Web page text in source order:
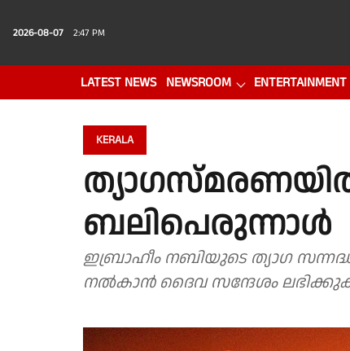
2026-08-07 2:47 PM
LATEST NEWS NEWSROOM ENTERTAINMENT
KERALA
ബലിപെരുന്നാൾ
ഇബ്രാഹീം നബിയുടെ ത്യാഗ സന്നദ്ധത കണ്ട് മകന് പകരം ആടിനെ ബലി
നല്‍കാന്‍ ദൈവ സന്ദേശം